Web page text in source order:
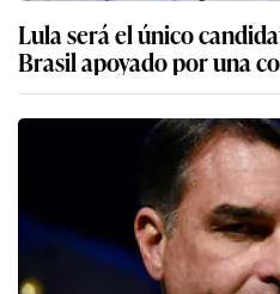
Lula será el único
Brasil apoyado por una